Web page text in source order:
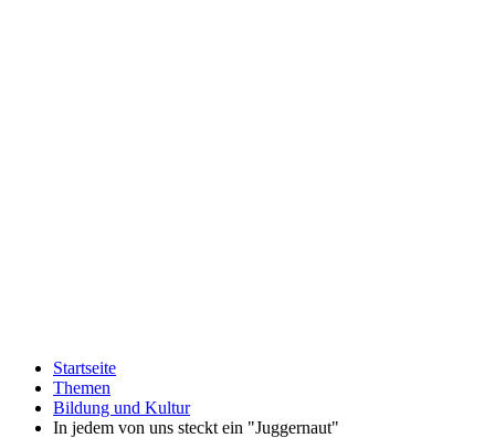
Startseite
Themen
Bildung und Kultur
In jedem von uns steckt ein "Juggernaut"